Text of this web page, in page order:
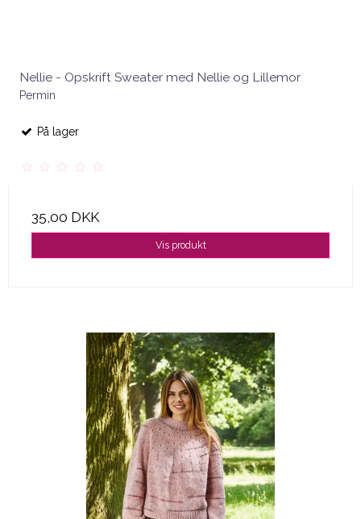
Nellie - Opskrift Sweater med Nellie og Lillemor
Permin
På lager
35,00 DKK
Vis produkt